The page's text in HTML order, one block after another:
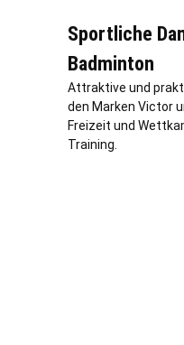
Sportliche
Badminton
Attraktive und
den Marken Victor
Freizeit und
Training.